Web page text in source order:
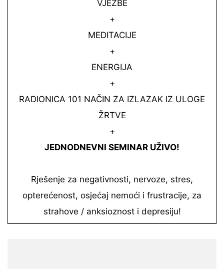
VJEŽBE
+
MEDITACIJE
+
ENERGIJA
+
RADIONICA 101 NAČIN ZA IZLAZAK IZ ULOGE
ŽRTVE
+
JEDNODNEVNI SEMINAR UŽIVO!
Rješenje za negativnosti, nervoze, stres,
opterećenost, osjećaj nemoći i frustracije, za
strahove / anksioznost i depresiju!